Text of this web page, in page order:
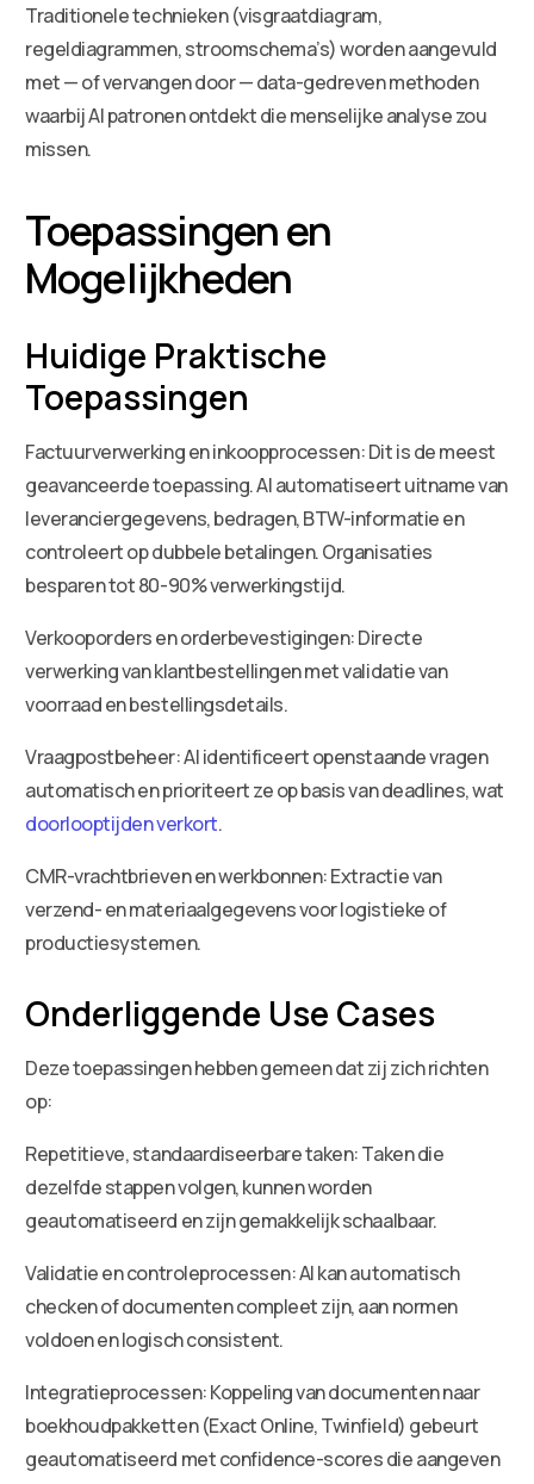
Traditionele technieken (visgraatdiagram,
regeldiagrammen, stroomschema’s) worden aangevuld
met — of vervangen door — data-gedreven methoden
waarbij AI patronen ontdekt die menselijke analyse zou
missen.
Toepassingen en
Mogelijkheden
Huidige Praktische
Toepassingen
Factuurverwerking en inkoopprocessen: Dit is de meest
geavanceerde toepassing. AI automatiseert uitname van
leveranciergegevens, bedragen, BTW-informatie en
controleert op dubbele betalingen. Organisaties
besparen tot 80-90% verwerkingstijd.
Verkooporders en orderbevestigingen: Directe
verwerking van klantbestellingen met validatie van
voorraad en bestellingsdetails.
Vraagpostbeheer: AI identificeert openstaande vragen
automatisch en prioriteert ze op basis van deadlines, wat
doorlooptijden verkort.
CMR-vrachtbrieven en werkbonnen: Extractie van
verzend- en materiaalgegevens voor logistieke of
productiesystemen.
Onderliggende Use Cases
Deze toepassingen hebben gemeen dat zij zich richten
op:
Repetitieve, standaardiseerbare taken: Taken die
dezelfde stappen volgen, kunnen worden
geautomatiseerd en zijn gemakkelijk schaalbaar.
Validatie en controleprocessen: AI kan automatisch
checken of documenten compleet zijn, aan normen
voldoen en logisch consistent.
Integratieprocessen: Koppeling van documenten naar
boekhoudpakketten (Exact Online, Twinfield) gebeurt
geautomatiseerd met confidence-scores die aangeven